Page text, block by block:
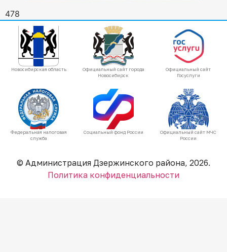
478
Новосибирская область
Официальный сайт города
Новосибирск
Официальный сайт
Госуслуги
Федеральная налоговая
служба
Социальный фонд России
Официальный сайт МЧС
России
© Администрация Дзержинского района, 2026.
Политика конфиденциальности